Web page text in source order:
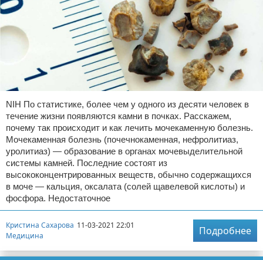
NIH По статистике, более чем у одного из десяти человек в
течение жизни появляются камни в почках. Расскажем,
почему так происходит и как лечить мочекаменную болезнь.
Мочекаменная болезнь (почечнокаменная, нефролитиаз,
уролитиаз) — образование в органах мочевыделительной
системы камней. Последние состоят из
высококонцентрированных веществ, обычно содержащихся
в моче — кальция, оксалата (солей щавелевой кислоты) и
фосфора. Недостаточное
Кристина Сахарова 11-03-2021 22:01
Медицина
Подробнее